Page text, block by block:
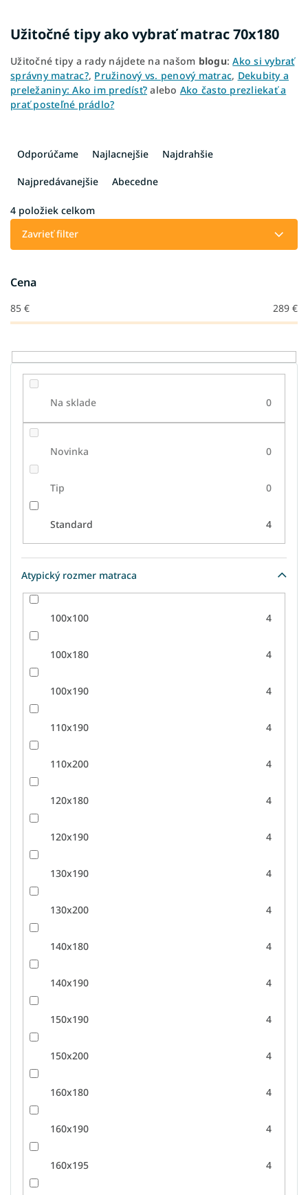
Užitočné tipy ako vybrať matrac 70x180
Užitočné tipy a rady nájdete na našom blogu:Ako si vybrať
správny matrac?, Pružinový vs. penový matrac, Dekubity a
preležaniny: Ako im predísť? alebo Ako často prezliekať a
prať posteľné prádlo?
a
i
e
d
u
k
o
v
Odporúčame Najlacnejšie Najdrahšie
Najpredávanejšie Abecedne
4 položiek celkom
Zavrieť filter
Cena
85 € 289 €
Na sklade 0
Novinka 0
Tip 0
Standard 4
Atypický rozmer matraca
100x100 4
100x180 4
100x190 4
110x190 4
110x200 4
120x180 4
120x190 4
130x190 4
130x200 4
140x180 4
140x190 4
150x190 4
150x200 4
160x180 4
160x190 4
160x195 4